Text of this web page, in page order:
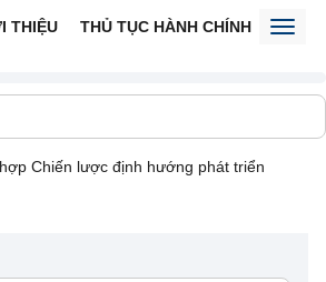
THIỆU THỦ TỤC HÀNH CHÍNH TIẾP
Chiến lược định hướng phát triển